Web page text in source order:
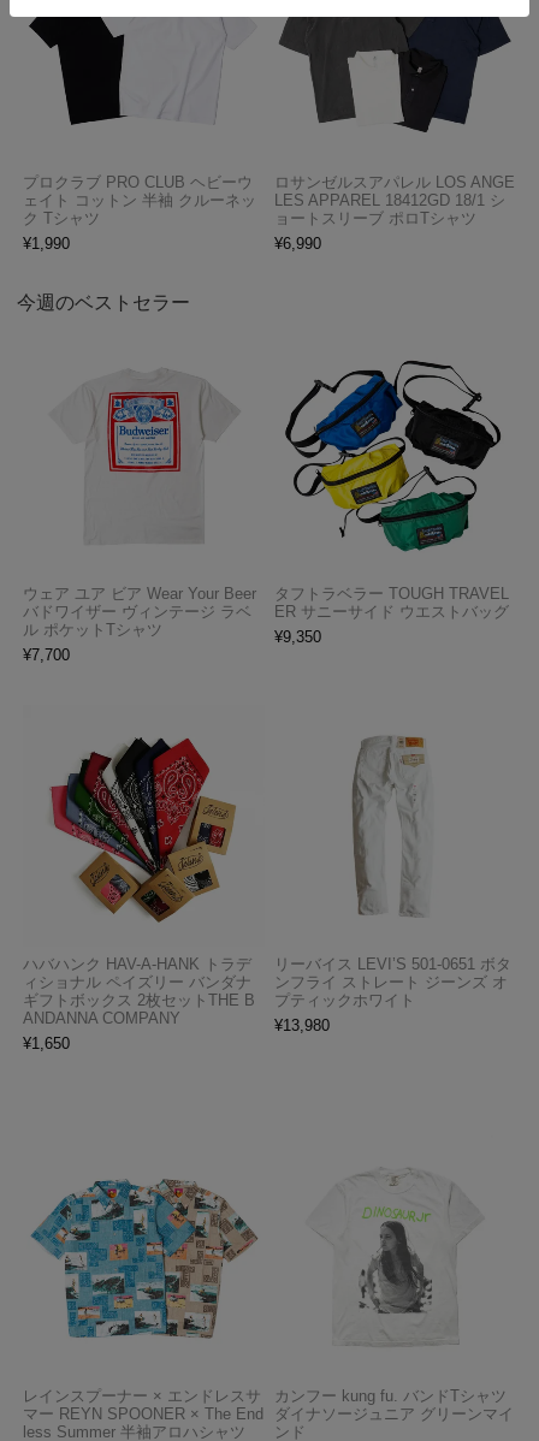
プロクラブ PRO CLUB ヘビーウ
ェイト コットン 半袖 クルーネッ
ク Tシャツ
¥1,990
ロサンゼルスアパレル LOS ANGE
LES APPAREL 18412GD 18/1 シ
ョートスリーブ ポロTシャツ
¥6,990
今週のベストセラー
ウェア ユア ビア Wear Your Beer
バドワイザー ヴィンテージ ラベ
ル ポケットTシャツ
¥7,700
タフトラベラー TOUGH TRAVEL
ER サニーサイド ウエストバッグ
¥9,350
ハバハンク HAV-A-HANK トラデ
ィショナル ペイズリー バンダナ
ギフトボックス 2枚セットTHE B
ANDANNA COMPANY
¥1,650
リーバイス LEVI’S 501-0651 ボタ
ンフライ ストレート ジーンズ オ
プティックホワイト
¥13,980
レインスプーナー × エンドレスサ
マー REYN SPOONER × The End
less Summer 半袖アロハシャツ
カンフー kung fu. バンドTシャツ
ダイナソージュニア グリーンマイ
ンド